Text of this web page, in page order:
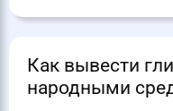
Как вывести
народными